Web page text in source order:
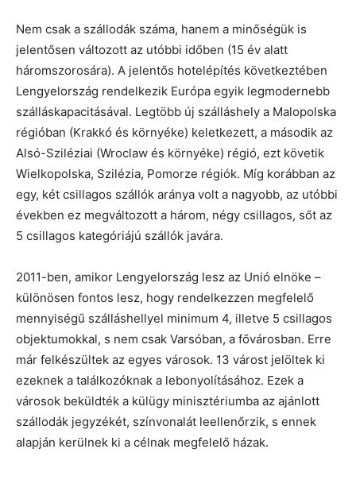
Nem csak a szállodák száma, hanem a minőségük is
jelentősen változott az utóbbi időben (15 év alatt
háromszorosára). A jelentős hotelépítés következtében
Lengyelország rendelkezik Európa egyik legmodernebb
szálláskapacitásával. Legtöbb új szálláshely a Malopolska
régióban (Krakkó és környéke) keletkezett, a második az
Alsó-Sziléziai (Wroclaw és környéke) régió, ezt követik
Wielkopolska, Szilézia, Pomorze régiók. Míg korábban az
egy, két csillagos szállók aránya volt a nagyobb, az utóbbi
években ez megváltozott a három, négy csillagos, sőt az
5 csillagos kategóriájú szállók javára.
2011-ben, amikor Lengyelország lesz az Unió elnöke –
különösen fontos lesz, hogy rendelkezzen megfelelő
mennyiségű szálláshellyel minimum 4, illetve 5 csillagos
objektumokkal, s nem csak Varsóban, a fővárosban. Erre
már felkészültek az egyes városok. 13 várost jelöltek ki
ezeknek a találkozóknak a lebonyolításához. Ezek a
városok beküldték a külügy minisztériumba az ajánlott
szállodák jegyzékét, színvonalát leellenőrzik, s ennek
alapján kerülnek ki a célnak megfelelő házak.